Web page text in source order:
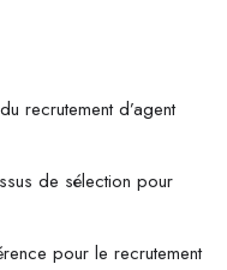
recrutement d’agent
de sélection pour
pour le recrutement